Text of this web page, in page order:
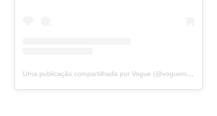
Uma publicação compartilhada por Vogue (@voguemagazine)